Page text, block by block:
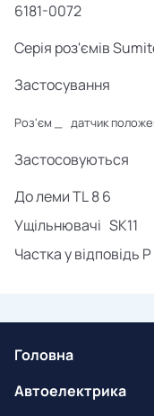
6181-0072
Серія роз'ємів
Застосування
Роз'єм датчик
Застосовуються
ДолемиTL86
Ущільнювачі SK11
Частка у відповідь P
Головна
Автоелектрика